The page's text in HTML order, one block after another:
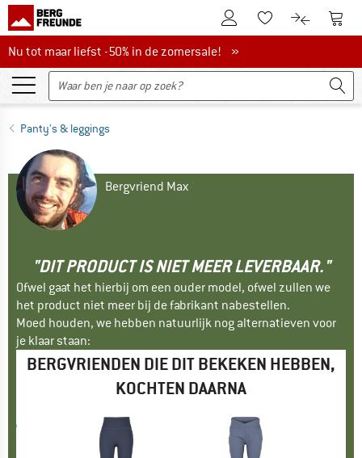
De klantenaccount
Naar deNaar de
Nu tot maar liefst -50% in de zomersale!
Nu tot maar liefst -50% in de zomersale! »
Panty's & leggings
Bergvriend Max
"DIT PRODUCT IS NIET MEER LEVERBAAR."
Ofwel gaat het hierbij om een ouder model, ofwel zullen we
het product niet meer bij de fabrikant nabestellen.
Moed houden, we hebben natuurlijk nog alternatieven voor
je klaar staan:
BERGVRIENDEN DIE DIT BEKEKEN HEBBEN,
KOCHTEN DAARNA